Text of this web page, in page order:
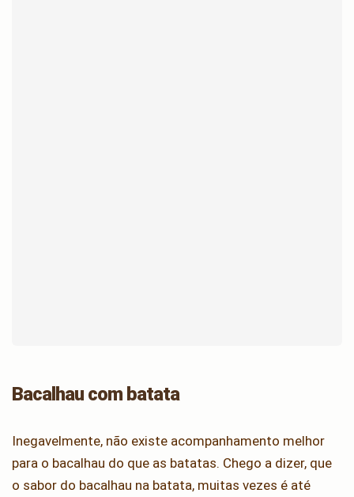
Bacalhau com batata
Inegavelmente, não existe acompanhamento melhor
para o bacalhau do que as batatas. Chego a dizer, que
o sabor do bacalhau na batata, muitas vezes é até